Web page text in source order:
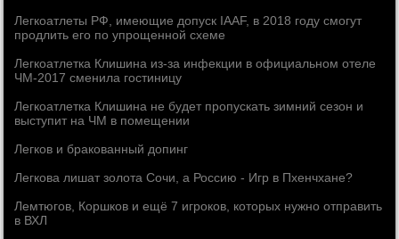
Легкоатлеты РФ, имеющие допуск IAAF, в 2018 году смогут
продлить его по упрощенной схеме
Легкоатлетка Клишина из-за инфекции в официальном отеле
ЧМ-2017 сменила гостиницу
Легкоатлетка Клишина не будет пропускать зимний сезон и
выступит на ЧМ в помещении
Легков и бракованный допинг
Легкова лишат золота Сочи, а Россию - Игр в Пхенчхане?
Лемтюгов, Коршков и ещё 7 игроков, которых нужно отправить
в ВХЛ